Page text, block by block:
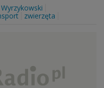
zwierzęta